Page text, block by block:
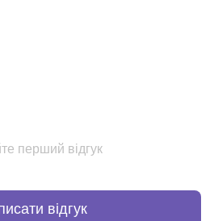
перший відгук
відгук